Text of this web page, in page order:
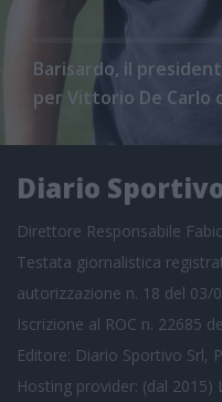
Barisardo, il
per Vittorio De Carlo
Diario
Direttore Responsabile
Testata giornalistica
autorizzazione n. 18 del 03/
Iscrizione al ROC n. 22685
Editore: Diario Sportivo Srl,
Hosting provider: (dal 2015)